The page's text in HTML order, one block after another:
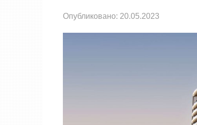
Опубликовано: 20.05.2023